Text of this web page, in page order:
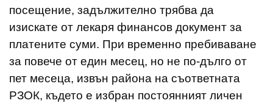
посещение, задължително трябва да
изискате от лекаря финансов документ за
платените суми. При временно пребиваване
за повече от един месец, но не по-дълго от
пет месеца, извън района на съответната
РЗОК, където е избран постоянният личен